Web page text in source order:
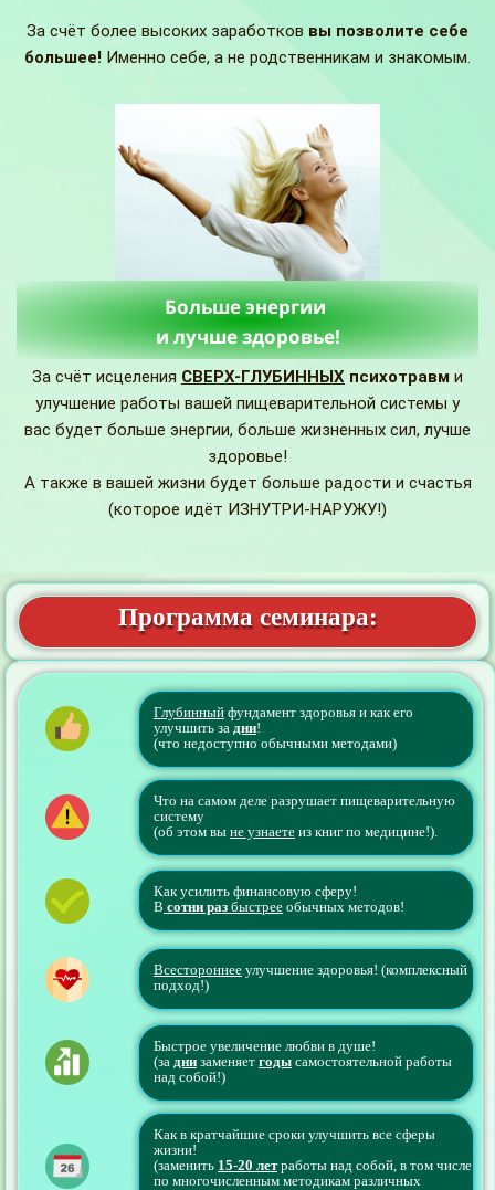
За счёт более высоких заработков вы позволите себе
большее! Именно себе, а не родственникам и знакомым.
Больше энергии
и лучше здоровье!
За счёт исцеления СВЕРХ-ГЛУБИННЫХ психотравм и
улучшение работы вашей пищеварительной системы у
вас будет больше энергии, больше жизненных сил, лучше
здоровье!
А также в вашей жизни будет больше радости и счастья
(которое идёт ИЗНУТРИ-НАРУЖУ!)
Программа семинара:
Глубинный фундамент здоровья и как его
улучшить за дни!
(что недоступно обычными методами)
Что на самом деле разрушает пищеварительную
систему
(об этом вы не узнаете из книг по медицине!).
Как усилить финансовую сферу!
В сотни раз быстрее обычных методов!
Всестороннее улучшение здоровья! (комплексный
подход!)
Быстрое увеличение любви в душе!
(за дни заменяет годы самостоятельной работы
над собой!)
Как в кратчайшие сроки улучшить все сферы
жизни!
(заменить 15-20 летработы над собой, в том числе
по многочисленным методикам различных